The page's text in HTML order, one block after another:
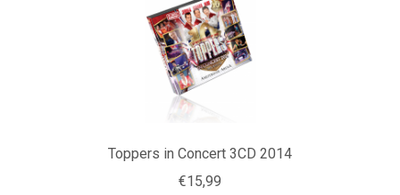
Toppers in Concert 3CD 2014
€15,99